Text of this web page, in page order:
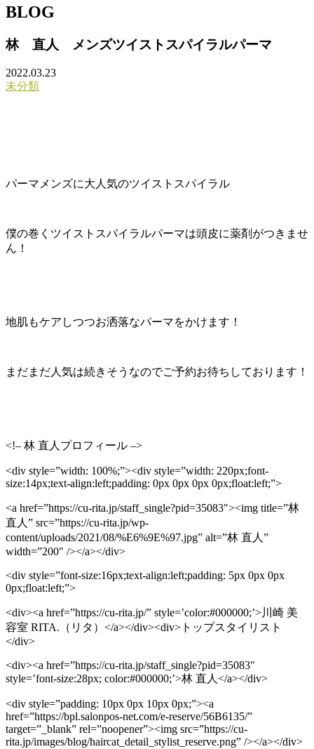
BLOG
林 直人 メンズツイストスパイラルパーマ
2022.03.23
未分類
パーマメンズに大人気のツイストスパイラル
僕の巻くツイストスパイラルパーマは頭皮に薬剤がつきませ
ん！
地肌もケアしつつお洒落なパーマをかけます！
まだまだ人気は続きそうなのでご予約お待ちしております！
<!– 林 直人プロフィール –>
<div style=”width: 100%;”><div style=”width: 220px;font-
size:14px;text-align:left;padding: 0px 0px 0px 0px;float:left;”>
<a href=”https://cu-rita.jp/staff_single?pid=35083″><img title=”林
直人” src=”https://cu-rita.jp/wp-
content/uploads/2021/08/%E6%9E%97.jpg” alt=”林 直人”
width=”200″ /></a></div>
<div style=”font-size:16px;text-align:left;padding: 5px 0px 0px
0px;float:left;”>
<div><a href=”https://cu-rita.jp/” style=’color:#000000;’>川崎 美
容室 RITA. （リタ） </a></div><div> トップスタイリスト
</div>
<div><a href=”https://cu-rita.jp/staff_single?pid=35083″
style=’font-size:28px; color:#000000;’>林 直人</a></div>
<div style=”padding: 10px 0px 10px 0px;”><a
href=”https://bpl.salonpos-net.com/e-reserve/56B6135/”
target=”_blank” rel=”noopener”><img src=”https://cu-
rita.jp/images/blog/haircat_detail_stylist_reserve.png” /></a></div>